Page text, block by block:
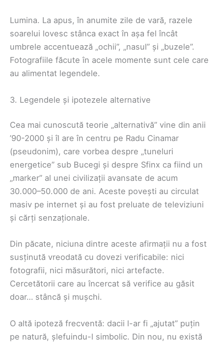
Lumina. La apus, în anumite zile de vară, razele
soarelui lovesc stânca exact în așa fel încât
umbrele accentuează „ochii”, „nasul” și „buzele”.
Fotografiile făcute în acele momente sunt cele care
au alimentat legendele.
3. Legendele și ipotezele alternative
Cea mai cunoscută teorie „alternativă” vine din anii
’90-2000 și îl are în centru pe Radu Cinamar
(pseudonim), care vorbea despre „tuneluri
energetice” sub Bucegi și despre Sfinx ca fiind un
„marker” al unei civilizații avansate de acum
30.000–50.000 de ani. Aceste povești au circulat
masiv pe internet și au fost preluate de televiziuni
și cărți senzaționale.
Din păcate, niciuna dintre aceste afirmații nu a fost
susținută vreodată cu dovezi verificabile: nici
fotografii, nici măsurători, nici artefacte.
Cercetătorii care au încercat să verifice au găsit
doar… stâncă și mușchi.
O altă ipoteză frecventă: dacii l-ar fi „ajutat” puțin
pe natură, șlefuindu-l simbolic. Din nou, nu există